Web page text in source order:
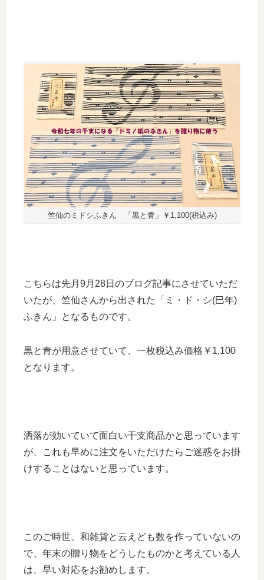
竺仙のミドシふきん 「黒と青」￥1,100(税込み)
こちらは先月9月28日のブログ記事にさせていただ
いたが、竺仙さんから出された「ミ・ド・シ(巳年)
ふきん」となるものです。
黒と青が用意させていて、一枚税込み価格￥1,100
となります。
洒落が効いていて面白い干支商品かと思っています
が、これも早めに注文をいただけたらご迷惑をお掛
けすることはないと思っています。
このご時世、和雑貨と云えども数を作っていないの
で、年末の贈り物をどうしたものかと考えている人
は、早い対応をお勧めします。